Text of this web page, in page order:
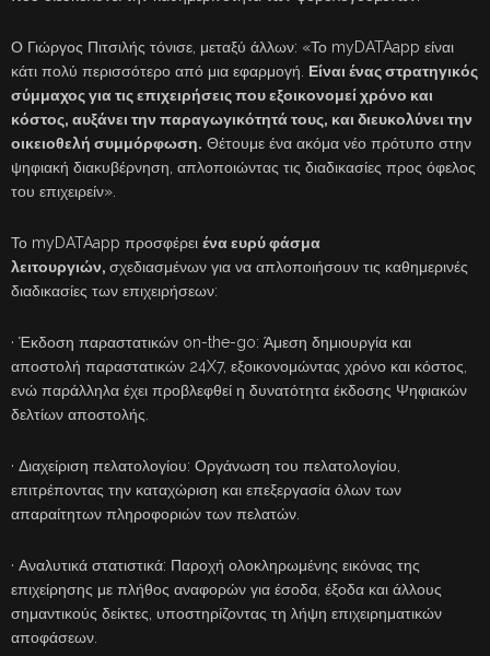
Ο Γιώργος Πιτσιλής τόνισε, μεταξύ άλλων: «Το myDATAapp είναι
κάτι πολύ περισσότερο από μια εφαρμογή. Είναι ένας στρατηγικός
σύμμαχος για τις επιχειρήσεις που εξοικονομεί χρόνο και
κόστος, αυξάνει την παραγωγικότητά τους, και διευκολύνει την
οικειοθελή συμμόρφωση. Θέτουμε ένα ακόμα νέο πρότυπο στην
ψηφιακή διακυβέρνηση, απλοποιώντας τις διαδικασίες προς όφελος
του επιχειρείν».
Το myDATAapp προσφέρει ένα ευρύ φάσμα
λειτουργιών, σχεδιασμένων για να απλοποιήσουν τις καθημερινές
διαδικασίες των επιχειρήσεων:
· Έκδοση παραστατικών on-the-go: Άμεση δημιουργία και
αποστολή παραστατικών 24X7, εξοικονομώντας χρόνο και κόστος,
ενώ παράλληλα έχει προβλεφθεί η δυνατότητα έκδοσης Ψηφιακών
δελτίων αποστολής.
· Διαχείριση πελατολογίου: Οργάνωση του πελατολογίου,
επιτρέποντας την καταχώριση και επεξεργασία όλων των
απαραίτητων πληροφοριών των πελατών.
· Αναλυτικά στατιστικά: Παροχή ολοκληρωμένης εικόνας της
επιχείρησης με πλήθος αναφορών για έσοδα, έξοδα και άλλους
σημαντικούς δείκτες, υποστηρίζοντας τη λήψη επιχειρηματικών
αποφάσεων.